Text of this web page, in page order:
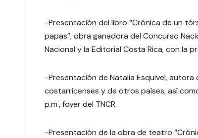
-Presentación del libro “Crónica de un
papas”, obra ganadora del Concurso
Nacional y la Editorial Costa Rica, con la
-Presentación de Natalia Esquivel,
costarricenses y de otros países, así
p.m., foyer del TNCR.
-Presentación de la obra de teatro